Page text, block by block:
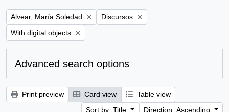
Remove filter:
Alvear, María Soledad Remove filter:
Discursos
Remove filter:
With digital objects
Advanced search options
Print preview Card view
Table view
Sort by: Title
Direction: Ascending